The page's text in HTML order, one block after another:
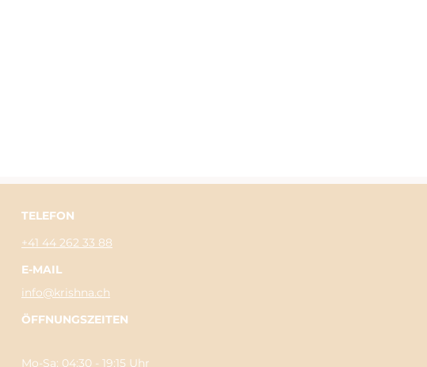
TELEFON
+41 44 262 33 88
E-MAIL
info@krishna.ch
ÖFFNUNGSZEITEN
Mo-Sa: 04:30 - 19:15 Uhr